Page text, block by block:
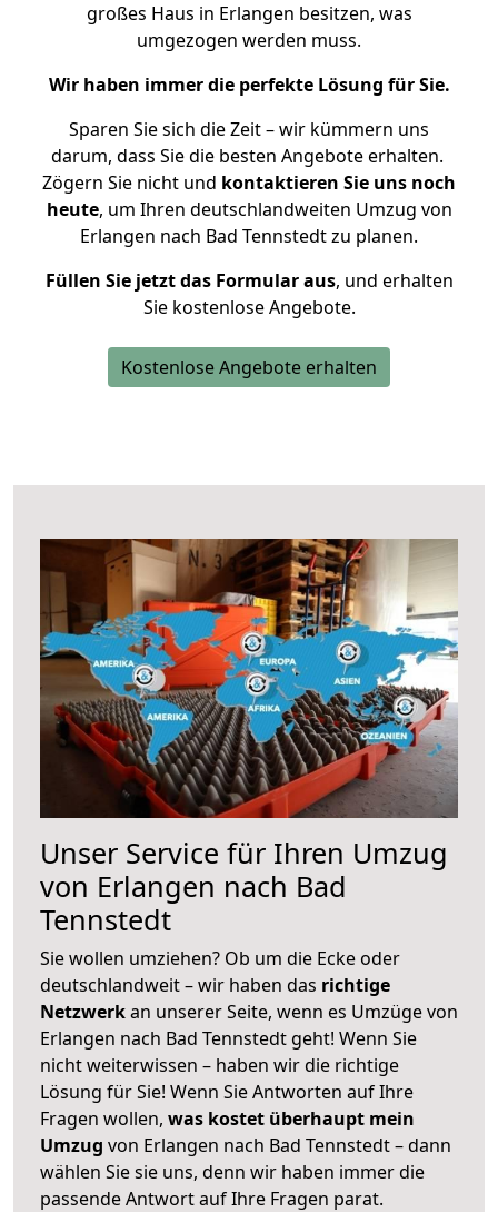
großes Haus in Erlangen besitzen, was
umgezogen werden muss.
Wir haben immer die perfekte Lösung für Sie.
Sparen Sie sich die Zeit – wir kümmern uns
darum, dass Sie die besten Angebote erhalten.
Zögern Sie nicht und kontaktieren Sie uns noch
heute, um Ihren deutschlandweiten Umzug von
Erlangen nach Bad Tennstedt zu planen.
Füllen Sie jetzt das Formular aus, und erhalten
Sie kostenlose Angebote.
Kostenlose Angebote erhalten
Unser Service für Ihren Umzug
von Erlangen nach Bad
Tennstedt
Sie wollen umziehen? Ob um die Ecke oder
deutschlandweit – wir haben das richtige
Netzwerkan unserer Seite, wenn es Umzüge von
Erlangen nach Bad Tennstedt geht! Wenn Sie
nicht weiterwissen – haben wir die richtige
Lösung für Sie! Wenn Sie Antworten auf Ihre
Fragen wollen, was kostet überhaupt mein
Umzug von Erlangen nach Bad Tennstedt – dann
wählen Sie sie uns, denn wir haben immer die
passende Antwort auf Ihre Fragen parat.